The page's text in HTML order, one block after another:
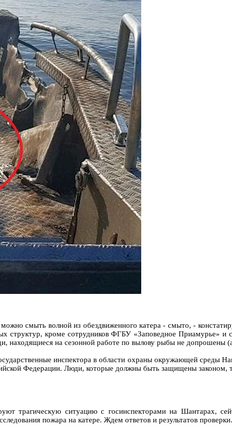
смыть волной из обездвиженного катера - смыто, -
кроме сотрудников ФГБУ «Заповедное Приамурье» и
на сезонной работе по вылову рыбы не допрошены (а
инспектора в области охраны окружающей среды
Федерации. Люди, которые должны быть защищены законом,
трагическую ситуацию с госинспекторами на Шантарах,
пожара на катере. Ждем ответов и результатов проверки.